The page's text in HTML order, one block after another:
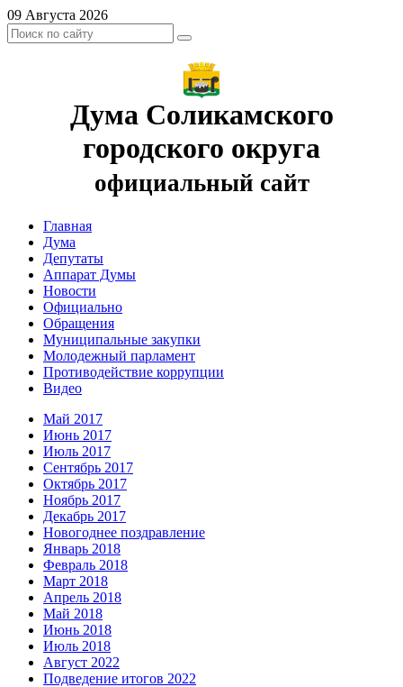
09 Августа 2026
Дума Соликамского
городского округа
официальный сайт
Главная
Дума
Депутаты
Аппарат Думы
Новости
Официально
Обращения
Муниципальные закупки
Молодежный парламент
Противодействие коррупции
Видео
Май 2017
Июнь 2017
Июль 2017
Сентябрь 2017
Октябрь 2017
Ноябрь 2017
Декабрь 2017
Новогоднее поздравление
Январь 2018
Февраль 2018
Март 2018
Апрель 2018
Май 2018
Июнь 2018
Июль 2018
Август 2022
Подведение итогов 2022